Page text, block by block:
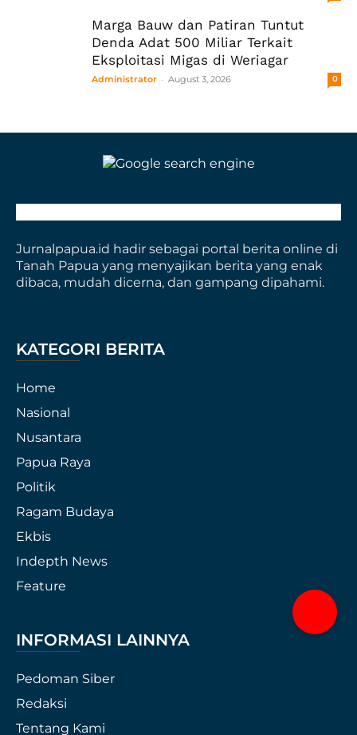
Marga Bauw dan Patiran Tuntut
Denda Adat 500 Miliar Terkait
Eksploitasi Migas di Weriagar
Administrator - August 3, 2026 0
Jurnalpapua.id hadir sebagai portal berita online di
Tanah Papua yang menyajikan berita yang enak
dibaca, mudah dicerna, dan gampang dipahami.
KATEGORI BERITA
Home
Nasional
Nusantara
Papua Raya
Politik
Ragam Budaya
Ekbis
Indepth News
Feature
INFORMASI LAINNYA
Pedoman Siber
Redaksi
Tentang Kami